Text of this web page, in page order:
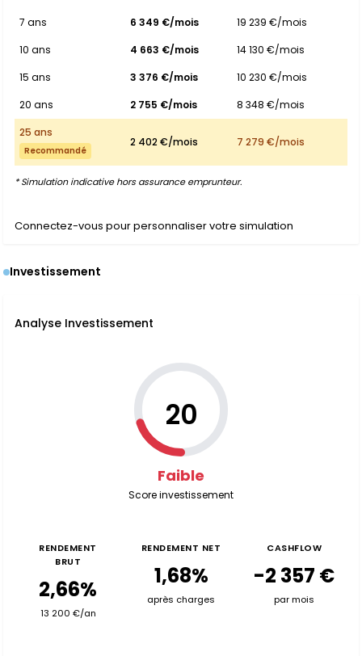
7 ans
6 349 €/mois
19 239 €/mois
10 ans
4 663 €/mois
14 130 €/mois
15 ans
3 376 €/mois
10 230 €/mois
20 ans
2 755 €/mois
8 348 €/mois
25 ans
Recommandé
2 402 €/mois 7 279 €/mois
* Simulation indicative hors assurance emprunteur.
Connectez-vous pour personnaliser votre simulation
Investissement
Analyse Investissement
20
Faible
Score investissement
RENDEMENT
BRUT
2,66%
13 200 €/an
RENDEMENT NET
1,68%
après charges
CASHFLOW
-2 357 €
par mois